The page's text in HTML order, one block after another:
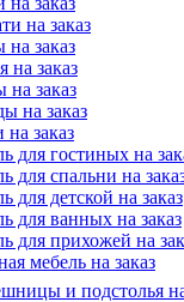
на заказ
на заказ
на заказ
на заказ
на заказ
заказ
для гостиных на
для спальни на
для детской на заказ
для ванных на заказ
для прихожей на
мебель на заказ
и подстолья на